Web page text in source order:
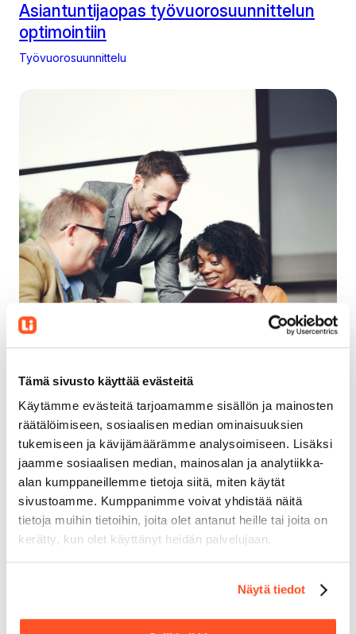
Tämä sivusto käyttää evästeitä
Käytämme evästeitä tarjoamamme sisällön ja mainosten
räätälöimiseen, sosiaalisen median ominaisuuksien
tukemiseen ja kävijämäärämme analysoimiseen. Lisäksi
jaamme sosiaalisen median, mainosalan ja analytiikka-
alan kumppaneillemme tietoja siitä, miten käytät
sivustoamme. Kumppanimme voivat yhdistää näitä
tietoja muihin tietoihin, joita olet antanut heille tai joita on
kerätty, kun olet käyttänyt heidän palvelujaan.
Näytä tiedot
Asiantuntijaopas työvuorosuunnittelun
optimointiin
Työvuorosuunnittelu
Työvuorosuunnittelun kannattaisi
kiinnostaa myös johtotasoa – lue miksi
20.8.2025 Työvuorosuunnittelu